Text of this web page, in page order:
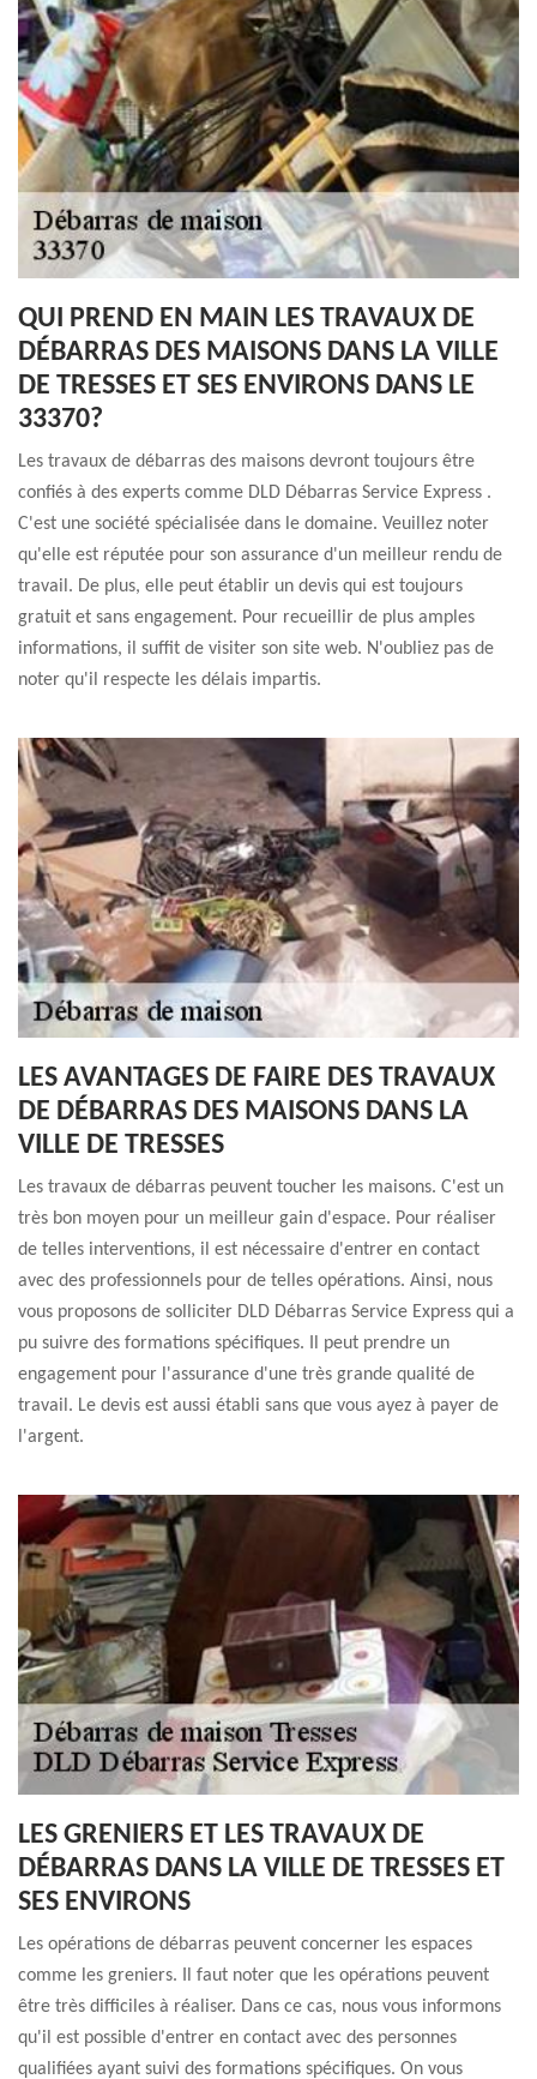
QUI PREND EN MAIN LES TRAVAUX DE
DÉBARRAS DES MAISONS DANS LA VILLE
DE TRESSES ET SES ENVIRONS DANS LE
33370?
Les travaux de débarras des maisons devront toujours être
confiés à des experts comme DLD Débarras Service Express .
C'est une société spécialisée dans le domaine. Veuillez noter
qu'elle est réputée pour son assurance d'un meilleur rendu de
travail. De plus, elle peut établir un devis qui est toujours
gratuit et sans engagement. Pour recueillir de plus amples
informations, il suffit de visiter son site web. N'oubliez pas de
noter qu'il respecte les délais impartis.
LES AVANTAGES DE FAIRE DES TRAVAUX
DE DÉBARRAS DES MAISONS DANS LA
VILLE DE TRESSES
Les travaux de débarras peuvent toucher les maisons. C'est un
très bon moyen pour un meilleur gain d'espace. Pour réaliser
de telles interventions, il est nécessaire d'entrer en contact
avec des professionnels pour de telles opérations. Ainsi, nous
vous proposons de solliciter DLD Débarras Service Express qui a
pu suivre des formations spécifiques. Il peut prendre un
engagement pour l'assurance d'une très grande qualité de
travail. Le devis est aussi établi sans que vous ayez à payer de
l'argent.
LES GRENIERS ET LES TRAVAUX DE
DÉBARRAS DANS LA VILLE DE TRESSES ET
SES ENVIRONS
Les opérations de débarras peuvent concerner les espaces
comme les greniers. Il faut noter que les opérations peuvent
être très difficiles à réaliser. Dans ce cas, nous vous informons
qu'il est possible d'entrer en contact avec des personnes
qualifiées ayant suivi des formations spécifiques. On vous